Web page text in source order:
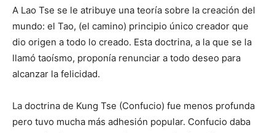
A Lao Tse se le atribuye una teoría sobre la creación del
mundo: el Tao, (el camino) principio único creador que
dio origen a todo lo creado. Esta doctrina, a la que se la
llamó taoísmo, proponía renunciar a todo deseo para
alcanzar la felicidad.
La doctrina de Kung Tse (Confucio) fue menos profunda
pero tuvo mucha más adhesión popular. Confucio daba